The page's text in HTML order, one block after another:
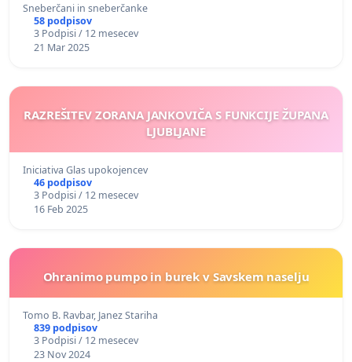
Sneberčani in sneberčanke
58 podpisov
3 Podpisi / 12 mesecev
21 Mar 2025
RAZREŠITEV ZORANA JANKOVIČA S FUNKCIJE ŽUPANA
LJUBLJANE
Iniciativa Glas upokojencev
46 podpisov
3 Podpisi / 12 mesecev
16 Feb 2025
Ohranimo pumpo in burek v Savskem naselju
Tomo B. Ravbar, Janez Stariha
839 podpisov
3 Podpisi / 12 mesecev
23 Nov 2024